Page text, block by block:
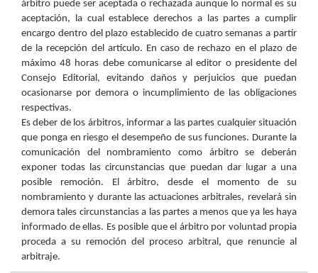
árbitro puede ser aceptada o rechazada aunque lo normal es su
aceptación, la cual establece derechos a las partes a cumplir
encargo dentro del plazo establecido de cuatro semanas a partir
de la recepción del artículo. En caso de rechazo en el plazo de
máximo 48 horas debe comunicarse al editor o presidente del
Consejo Editorial, evitando daños y perjuicios que puedan
ocasionarse por demora o incumplimiento de las obligaciones
respectivas.
Es deber de los árbitros, informar a las partes cualquier situación
que ponga en riesgo el desempeño de sus funciones. Durante la
comunicación del nombramiento como árbitro se deberán
exponer todas las circunstancias que puedan dar lugar a una
posible remoción. El árbitro, desde el momento de su
nombramiento y durante las actuaciones arbitrales, revelará sin
demora tales circunstancias a las partes a menos que ya les haya
informado de ellas. Es posible que el árbitro por voluntad propia
proceda a su remoción del proceso arbitral, que renuncie al
arbitraje.